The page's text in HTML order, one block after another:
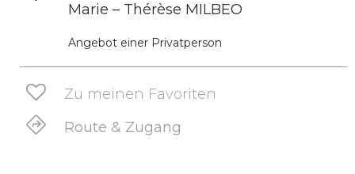
Marie – Thérèse MILBEO
Angebot einer Privatperson
Zu meinen Favoriten
Route & Zugang